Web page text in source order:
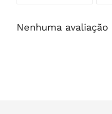
Nenhuma avaliação